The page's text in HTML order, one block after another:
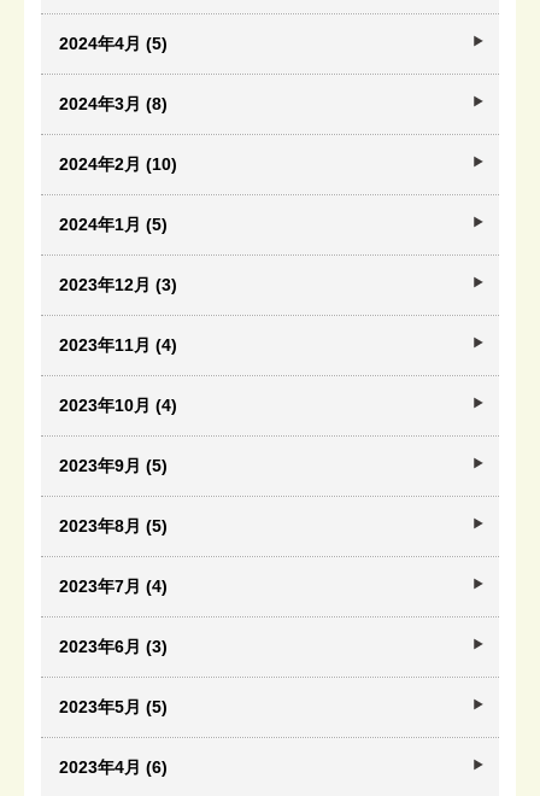
2024年4月 (5)
2024年3月 (8)
2024年2月 (10)
2024年1月 (5)
2023年12月 (3)
2023年11月 (4)
2023年10月 (4)
2023年9月 (5)
2023年8月 (5)
2023年7月 (4)
2023年6月 (3)
2023年5月 (5)
2023年4月 (6)